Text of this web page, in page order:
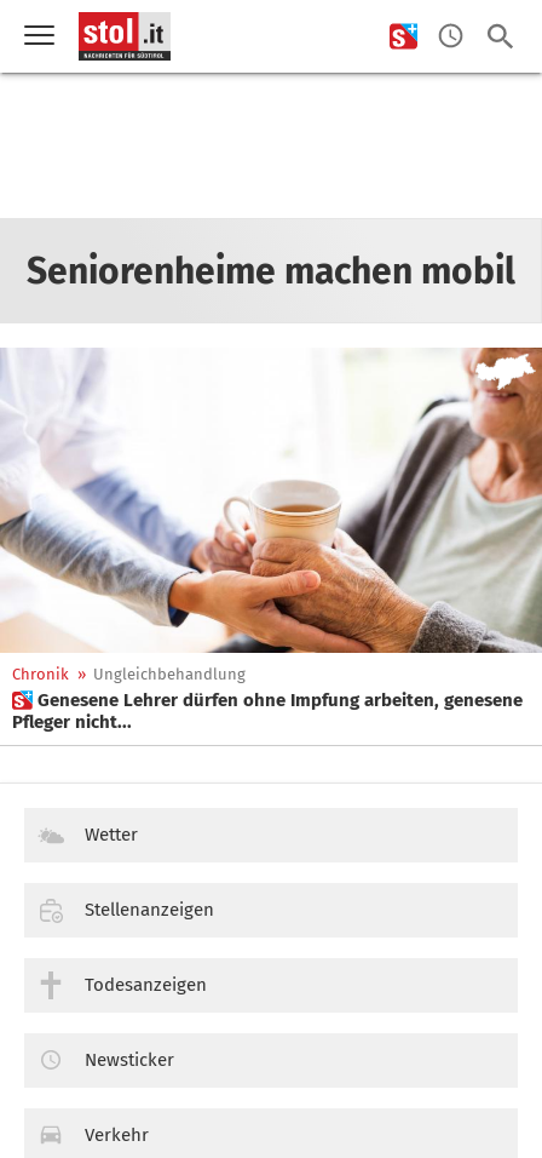
Seniorenheime machen mobil
Chronik » Ungleichbehandlung
 Genesene Lehrer dürfen ohne Impfung arbeiten, genesene
Pfleger nicht...
Wetter
Stellenanzeigen
Todesanzeigen
Newsticker
Verkehr